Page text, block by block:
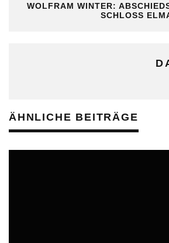
WOLFRAM WINTER:
SCHLOSS
ÄHNLICHE BEITRÄGE